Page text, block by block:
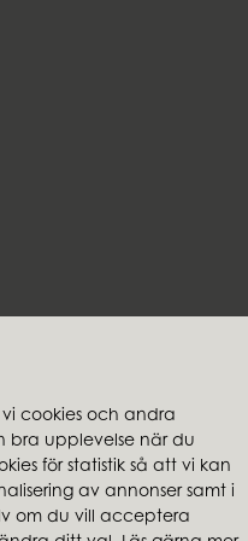
cookies och andra
bra upplevelse när du
för statistik så att vi kan
av annonser samt i
om du vill acceptera